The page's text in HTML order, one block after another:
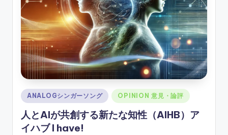
Posted
in
ANALOGシンガーソング OPINION 意見・論評
人とAIが共創する新たな知性（AIHB）ア
イハブ I have!